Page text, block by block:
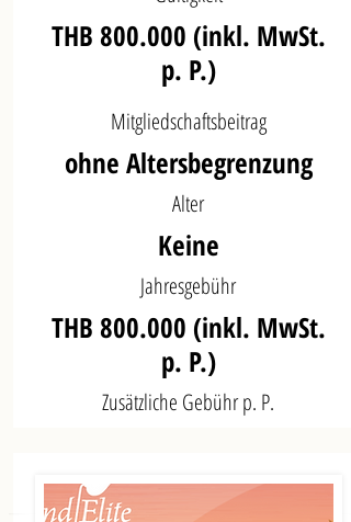
THB 800.000 (inkl. MwSt.
p. P.)
Mitgliedschaftsbeitrag
ohne Altersbegrenzung
Alter
Keine
Jahresgebühr
THB 800.000 (inkl. MwSt.
p. P.)
Zusätzliche Gebühr p. P.